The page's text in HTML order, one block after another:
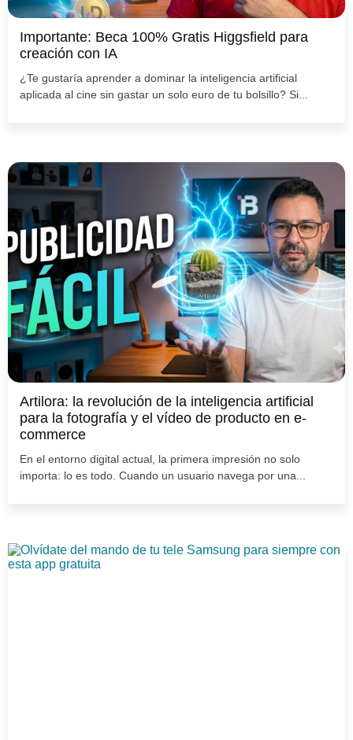
Importante: Beca 100% Gratis Higgsfield para
creación con IA
¿Te gustaría aprender a dominar la inteligencia artificial
aplicada al cine sin gastar un solo euro de tu bolsillo? Si...
Artilora: la revolución de la inteligencia artificial
para la fotografía y el vídeo de producto en e-
commerce
En el entorno digital actual, la primera impresión no solo
importa: lo es todo. Cuando un usuario navega por una...